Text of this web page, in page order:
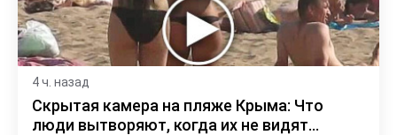
4 ч. назад
Скрытая камера на пляже Крыма: Что
люди вытворяют, когда их не видят...